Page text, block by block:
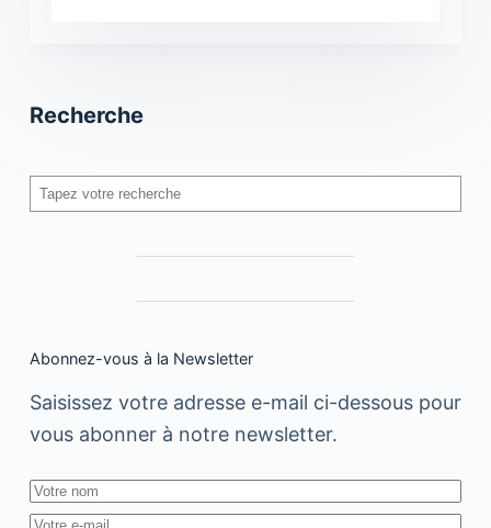
Recherche
Rechercher
Abonnez-vous à la Newsletter
Saisissez votre adresse e-mail ci-dessous pour
vous abonner à notre newsletter.